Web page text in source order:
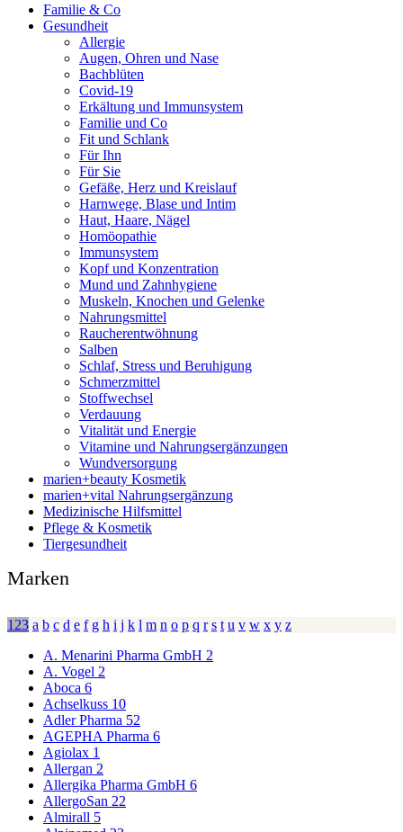
Familie & Co
Gesundheit
Allergie
Augen, Ohren und Nase
Bachblüten
Covid-19
Erkältung und Immunsystem
Familie und Co
Fit und Schlank
Für Ihn
Für Sie
Gefäße, Herz und Kreislauf
Harnwege, Blase und Intim
Haut, Haare, Nägel
Homöopathie
Immunsystem
Kopf und Konzentration
Mund und Zahnhygiene
Muskeln, Knochen und Gelenke
Nahrungsmittel
Raucherentwöhnung
Salben
Schlaf, Stress und Beruhigung
Schmerzmittel
Stoffwechsel
Verdauung
Vitalität und Energie
Vitamine und Nahrungsergänzungen
Wundversorgung
marien+beauty Kosmetik
marien+vital Nahrungsergänzung
Medizinische Hilfsmittel
Pflege & Kosmetik
Tiergesundheit
Marken
123 a b c d e f g h i j k l m n o p q r s t u v w x y z
A. Menarini Pharma GmbH 2
A. Vogel 2
Aboca 6
Achselkuss 10
Adler Pharma 52
AGEPHA Pharma 6
Agiolax 1
Allergan 2
Allergika Pharma GmbH 6
AllergoSan 22
Almirall 5